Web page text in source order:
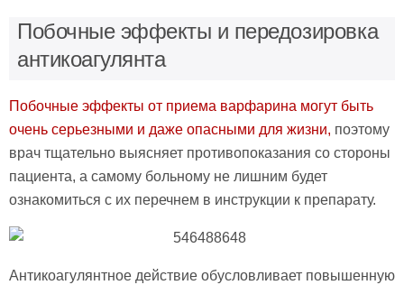
Побочные эффекты и передозировка
антикоагулянта
Побочные эффекты от приема варфарина могут быть
очень серьезными и даже опасными для жизни, поэтому
врач тщательно выясняет противопоказания со стороны
пациента, а самому больному не лишним будет
ознакомиться с их перечнем в инструкции к препарату.
Антикоагулянтное действие обусловливает повышенную